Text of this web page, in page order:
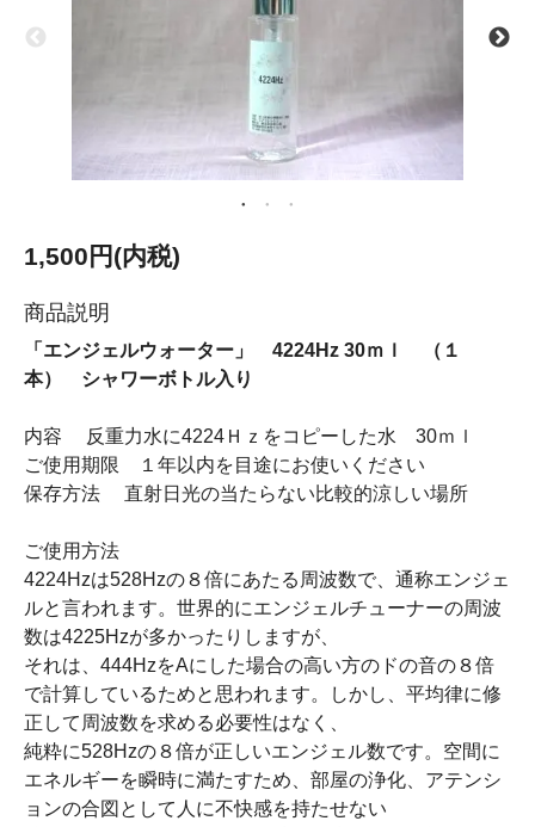
1,500円(内税)
商品説明
「エンジェルウォーター」 4224Hz 30ｍｌ （１
本） シャワーボトル入り
内容 反重力水に4224Ｈｚをコピーした水 30ｍｌ
ご使用期限 １年以内を目途にお使いください
保存方法 直射日光の当たらない比較的涼しい場所
ご使用方法
4224Hzは528Hzの８倍にあたる周波数で、通称エンジェ
ルと言われます。世界的にエンジェルチューナーの周波
数は4225Hzが多かったりしますが、
それは、444HzをAにした場合の高い方のドの音の８倍
で計算しているためと思われます。しかし、平均律に修
正して周波数を求める必要性はなく、
純粋に528Hzの８倍が正しいエンジェル数です。空間に
エネルギーを瞬時に満たすため、部屋の浄化、アテンシ
ョンの合図として人に不快感を持たせない